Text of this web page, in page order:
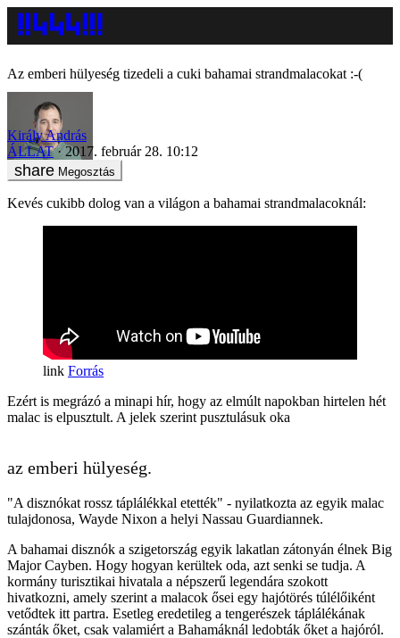
Az emberi hülyeség tizedeli a cuki bahamai strandmalacokat :-(
Király András
ÁLLAT
2017. február 28. 10:12
Megosztás
Kevés cukibb dolog van a világon a bahamai strandmalacoknál:
Forrás
Ezért is megrázó a minapi hír, hogy az elmúlt napokban hirtelen hét
malac is elpusztult. A jelek szerint pusztulásuk oka
az emberi hülyeség.
"A disznókat rossz táplálékkal etették" - nyilatkozta az egyik malac
tulajdonosa, Wayde Nixon a helyi Nassau Guardiannek.
A bahamai disznók a szigetország egyik lakatlan zátonyán élnek Big
Major Cayben. Hogy hogyan kerültek oda, azt senki se tudja. A
kormány turisztikai hivatala a népszerű legendára szokott
hivatkozni, amely szerint a malacok ősei egy hajótörés túlélőiként
vetődtek itt partra. Esetleg eredetileg a tengerészek táplálékának
szánták őket, csak valamiért a Bahamáknál ledobták őket a hajóról.